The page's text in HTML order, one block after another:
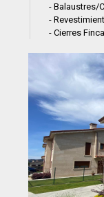
- Balaustres/
-
- Cierres